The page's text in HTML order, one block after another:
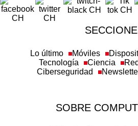
Lo último Móviles
Tecnología
Ciencia
Ciberseguridad
SOBRE